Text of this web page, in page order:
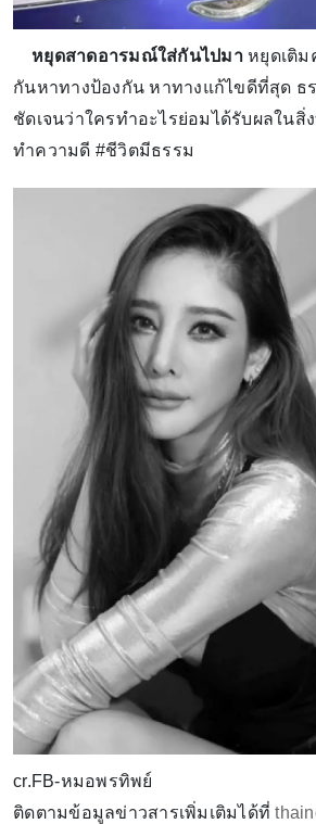
หยุดสาดอารมณ์ใส่กันไปมา หยุดเติม
กันหาทางป้องกัน หาทางแก้ไขดีที่สุด ธ
ชัดเจนว่าใครทำอะไรย่อมได้รับผลใน
ทำความดี #ชีวิตมีธรรม
cr.FB-หมอพรทิพย์
ติดตามข้อมูลข่าวสารเพิ่มเติมได้ที่